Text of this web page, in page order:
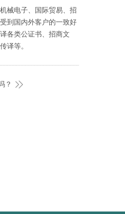
械电子、国际贸易、招
到国内外客户的一致好
各类公证书、招商文
译等。
？